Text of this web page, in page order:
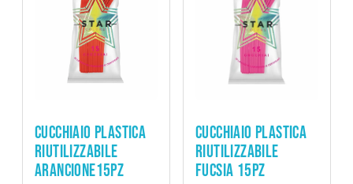
CUCCHIAIO PLASTICA
RIUTILIZZABILE
ARANCIONE15PZ
CUCCHIAIO PLASTICA
RIUTILIZZABILE
FUCSIA 15PZ